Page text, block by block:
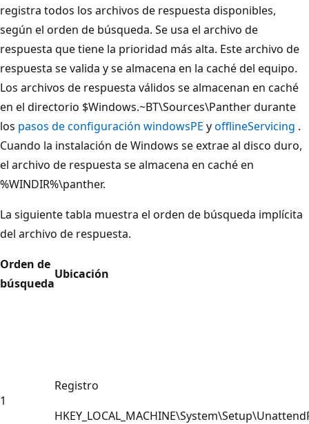
registra todos los archivos de respuesta disponibles,
según el orden de búsqueda. Se usa el archivo de
respuesta que tiene la prioridad más alta. Este archivo de
respuesta se valida y se almacena en la caché del equipo.
Los archivos de respuesta válidos se almacenan en caché
en el directorio $Windows.~BT\Sources\Panther durante
los pasos de configuración windowsPE yofflineServicing .
Cuando la instalación de Windows se extrae al disco duro,
el archivo de respuesta se almacena en caché en
%WINDIR%\panther.
La siguiente tabla muestra el orden de búsqueda implícita
del archivo de respuesta.
Orden de
búsqueda
Ubicación
1
Registro